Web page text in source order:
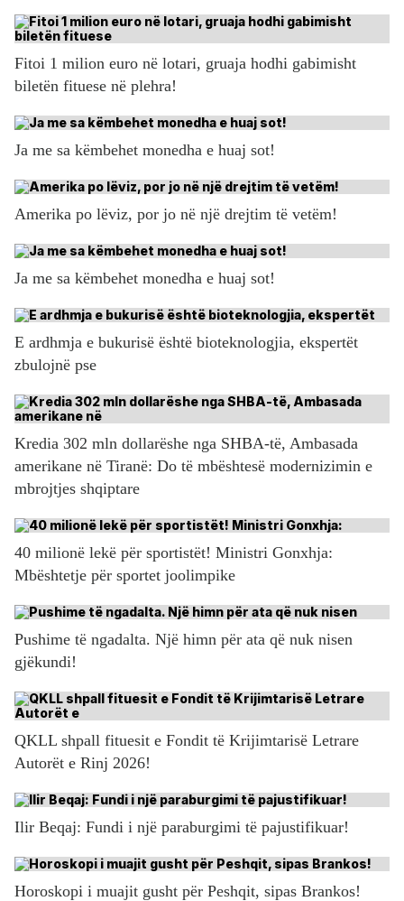
Fitoi 1 milion euro në lotari, gruaja hodhi gabimisht
biletën fituese në plehra!
Ja me sa këmbehet monedha e huaj sot!
Amerika po lëviz, por jo në një drejtim të vetëm!
Ja me sa këmbehet monedha e huaj sot!
E ardhmja e bukurisë është bioteknologjia, ekspertët
zbulojnë pse
Kredia 302 mln dollarëshe nga SHBA-të, Ambasada
amerikane në Tiranë: Do të mbështesë modernizimin e
mbrojtjes shqiptare
40 milionë lekë për sportistët! Ministri Gonxhja:
Mbështetje për sportet joolimpike
Pushime të ngadalta. Një himn për ata që nuk nisen
gjëkundi!
QKLL shpall fituesit e Fondit të Krijimtarisë Letrare
Autorët e Rinj 2026!
Ilir Beqaj: Fundi i një paraburgimi të pajustifikuar!
Horoskopi i muajit gusht për Peshqit, sipas Brankos!